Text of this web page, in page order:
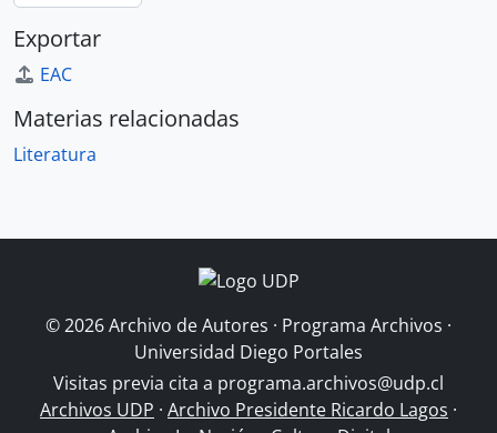
Exportar
EAC
Materias relacionadas
Literatura
© 2026 Archivo de Autores · Programa Archivos ·
Universidad Diego Portales
Visitas previa cita a programa.archivos@udp.cl
Archivos UDP · Archivo Presidente Ricardo Lagos ·